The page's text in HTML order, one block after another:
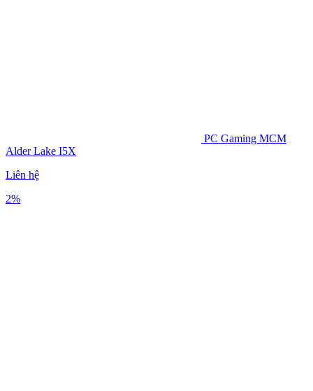
PC Gaming MCM
Alder Lake I5X
Liên hệ
2%